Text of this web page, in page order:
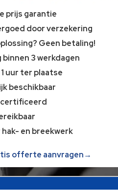
prijs garantie
door verzekering
Geen betaling!
binnen 3 werkdagen
uur ter plaatse
beschikbaar
en breekwerk
offerte aanvragen→